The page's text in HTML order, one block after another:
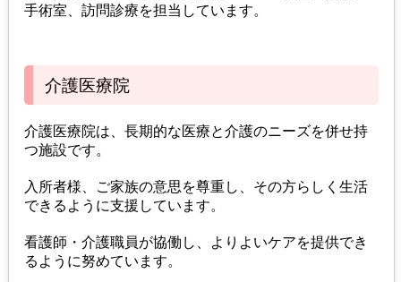
手術室、訪問診療を担当しています。
介護医療院
介護医療院は、長期的な医療と介護のニーズを併せ持
つ施設です。
入所者様、ご家族の意思を尊重し、その方らしく生活
できるように支援しています。
看護師・介護職員が協働し、よりよいケアを提供でき
るように努めています。